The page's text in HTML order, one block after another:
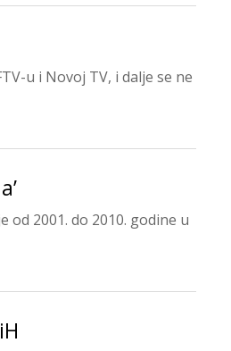
u i Novoj TV, i dalje se ne
od 2001. do 2010. godine u